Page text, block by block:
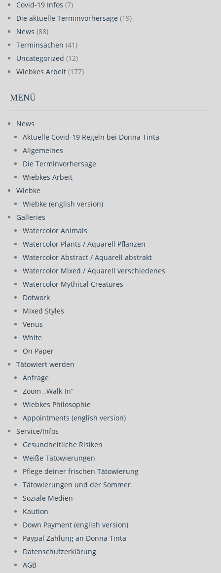
Covid-19 Infos (7)
Die aktuelle Terminvorhersage (19)
News (88)
Terminsachen (41)
Uncategorized (12)
Wiebkes Arbeit (177)
MENÜ
News
Aktuelle Covid-19 Regeln bei Donna Tinta
Allgemeines
Die Terminvorhersage
Wiebkes Arbeit
Wiebke
Wiebke (english version)
Galleries
Watercolor Animals
Watercolor Plants / Aquarell Pflanzen
Watercolor Abstract / Aquarell abstrakt
Watercolor Mixed / Aquarell verschiedenes
Watercolor Mythical Creatures
Dotwork
Mixed Styles
Venus
White
On Paper
Tätowiert werden
Anfrage
Zoom-„Walk-In“
Wiebkes Philosophie
Appointments (english version)
Service/Infos
Gesundheitliche Risiken
Weiße Tätowierungen
Pflege deiner frischen Tätowierung
Tätowierungen und der Sommer
Soziale Medien
Kaution
Down Payment (english version)
Paypal Zahlung an Donna Tinta
Datenschutzerklärung
AGB